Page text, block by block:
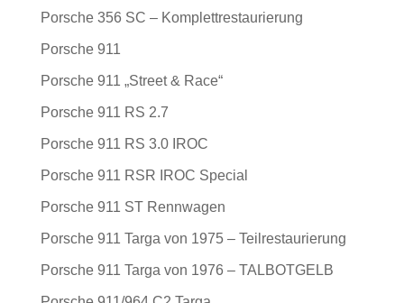
Porsche 356 SC – Komplettrestaurierung
Porsche 911
Porsche 911 „Street & Race“
Porsche 911 RS 2.7
Porsche 911 RS 3.0 IROC
Porsche 911 RSR IROC Special
Porsche 911 ST Rennwagen
Porsche 911 Targa von 1975 – Teilrestaurierung
Porsche 911 Targa von 1976 – TALBOTGELB